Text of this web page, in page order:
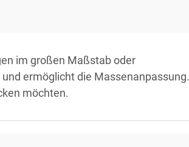
im großen Maßstab oder
ermöglicht die Massenanpassung.
möchten.